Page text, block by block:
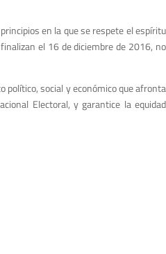
en la que se respete el espíritu
el 16 de diciembre de 2016, no
político, social y económico que afronta
Electoral, y garantice la equidad